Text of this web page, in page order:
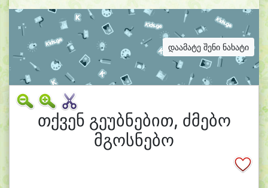
დაამატე შენი ნახატი
თქვენ გეუბნებით, ძმებო
მგოსნებო